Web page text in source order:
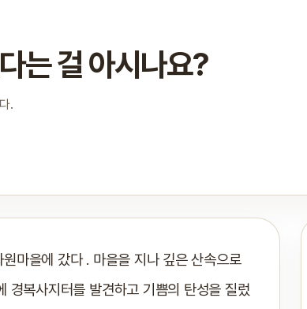
는 걸 아시나요?
.
마을에 갔다 . 마을을 지나 깊은 산속으로
경복사지터를 발견하고 기쁨의 탄성을 질렀